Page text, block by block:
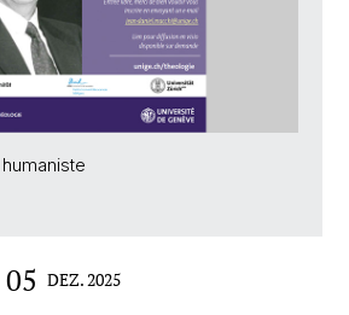
05 DEZ. 2025